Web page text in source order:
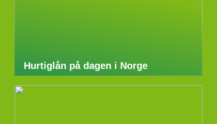
Hurtiglån på dagen i Norge